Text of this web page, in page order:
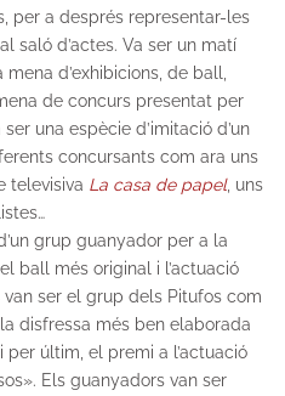
per a després representar-les
saló d’actes. Va ser un matí
d’exhibicions, de ball,
de concurs presentat per
una espècie d’imitació d’un
concursants com ara uns
televisiva La casa de papel, uns
grup guanyador per a la
ball més original i l’actuació
ser el grup dels Pitufos com
disfressa més ben elaborada
últim, el premi a l’actuació
Els guanyadors van ser